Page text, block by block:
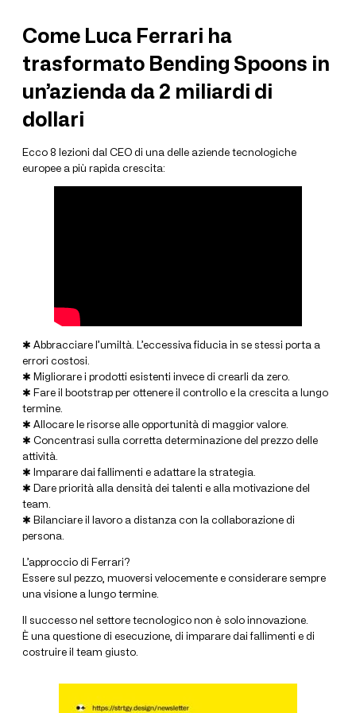
Come Luca Ferrari ha
trasformato Bending Spoons in
un’azienda da 2 miliardi di
dollari
Ecco 8 lezioni dal CEO di una delle aziende tecnologiche
europee a più rapida crescita:
✱ Abbracciare l’umiltà. L’eccessiva fiducia in se stessi porta a
errori costosi.
✱ Migliorare i prodotti esistenti invece di crearli da zero.
✱ Fare il bootstrap per ottenere il controllo e la crescita a lungo
termine.
✱ Allocare le risorse alle opportunità di maggior valore.
✱ Concentrasi sulla corretta determinazione del prezzo delle
attività.
✱ Imparare dai fallimenti e adattare la strategia.
✱ Dare priorità alla densità dei talenti e alla motivazione del
team.
✱ Bilanciare il lavoro a distanza con la collaborazione di
persona.
L’approccio di Ferrari?
Essere sul pezzo, muoversi velocemente e considerare sempre
una visione a lungo termine.
Il successo nel settore tecnologico non è solo innovazione.
È una questione di esecuzione, di imparare dai fallimenti e di
costruire il team giusto.